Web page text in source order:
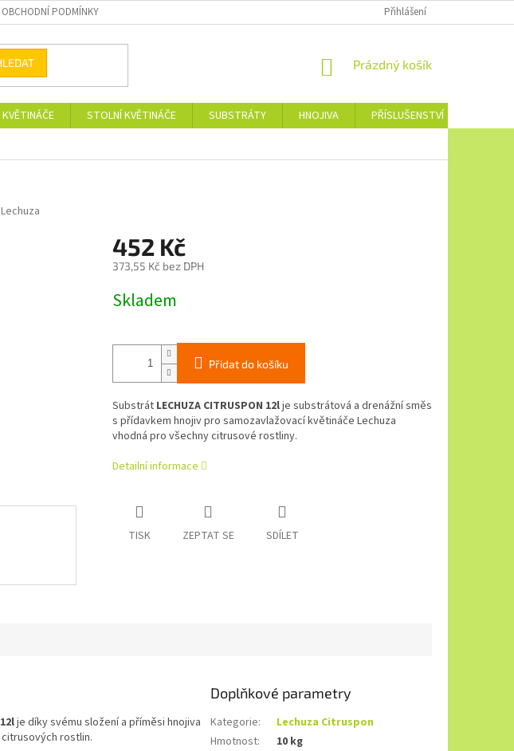
OBCHODNÍ PODMÍNKY Přihlášení
NÁKUPNÍ
Prázdný košík
STOLNÍ KVĚTINÁČE SUBSTRÁTY HNOJIVA PŘÍSLUŠENSTVÍ
Lechuza
452 Kč
373,55 Kč bez DPH
cena:
Skladem
Přidat do košíku
Substrát LECHUZA CITRUSPON 12lje substrátová a drenážní směs
s přídavkem hnojiv pro samozavlažovací květináče Lechuza
vhodná pro všechny citrusové rostliny.
Detailní informace
TISK ZEPTAT SE SDÍLET
lje díky svému složení a příměsi hnojiva
rostlin.
Doplňkové parametry
Kategorie:
Lechuza Citruspon
Hmotnost:
10 kg